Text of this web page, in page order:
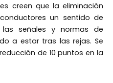
creen que la eliminación
un sentido de
señales y normas de
a estar tras las rejas. Se
de 10 puntos en la